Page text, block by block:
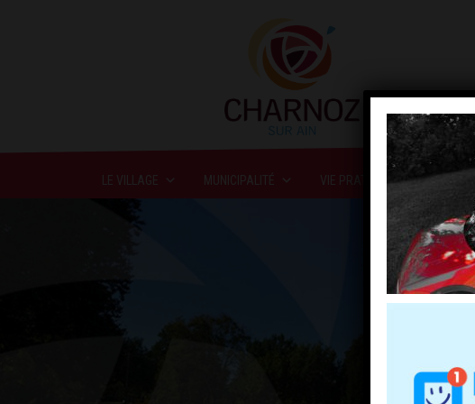
LE VILLAGE MUNICIPALITÉ VIE PRATIQUE